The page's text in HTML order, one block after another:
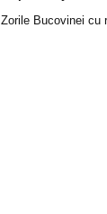
Zorile Bucovinei cu